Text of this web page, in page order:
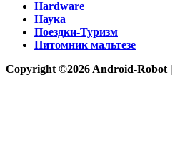
Hardware
Наука
Поездки-Туризм
Питомник мальтезе
Copyright ©2026 Android-Robot |